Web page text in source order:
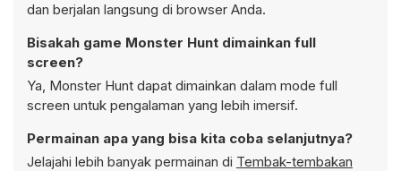
dan berjalan langsung di browser Anda.
Bisakah game Monster Hunt dimainkan full
screen?
Ya, Monster Hunt dapat dimainkan dalam mode full
screen untuk pengalaman yang lebih imersif.
Permainan apa yang bisa kita coba selanjutnya?
Jelajahi lebih banyak permainan di Tembak-tembakan